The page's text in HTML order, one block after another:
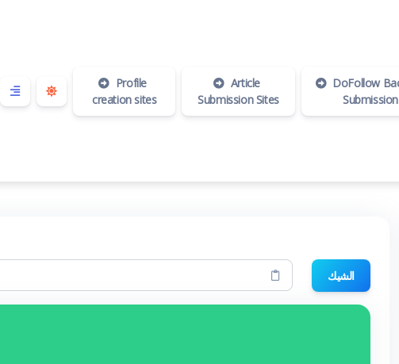
Profile
creation sites
Article
Submission Sites
DoFollow
Submission
الشيك